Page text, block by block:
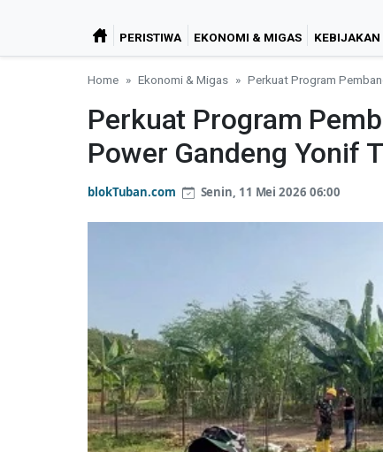
PERISTIWA EKONOMI & MIGAS KEBIJAKAN
Home Ekonomi & Migas Perkuat Program
Perkuat Program
Power Gandeng Yonif
blokTuban.com Senin, 11 Mei 2026 06:00